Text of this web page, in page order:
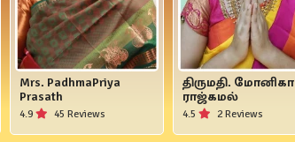
Mrs. PadhmaPriya
Prasath
4.9 45 Reviews
திருமதி. மோனிகா
ராஜ்கமல்
4.5 2 Reviews